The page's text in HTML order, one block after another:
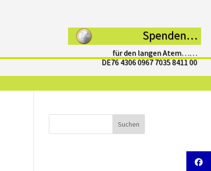
Spenden…
für den langen Atem……
DE76 4306 0967 7035 8411 00
Suchen